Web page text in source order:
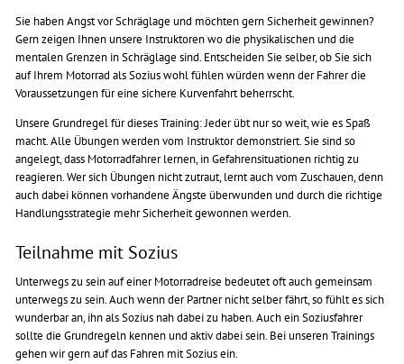
Sie haben Angst vor Schräglage und möchten gern Sicherheit gewinnen?
Gern zeigen Ihnen unsere Instruktoren wo die physikalischen und die
mentalen Grenzen in Schräglage sind. Entscheiden Sie selber, ob Sie sich
auf Ihrem Motorrad als Sozius wohl fühlen würden wenn der Fahrer die
Voraussetzungen für eine sichere Kurvenfahrt beherrscht.
Unsere Grundregel für dieses Training: Jeder übt nur so weit, wie es Spaß
macht. Alle Übungen werden vom Instruktor demonstriert. Sie sind so
angelegt, dass Motorradfahrer lernen, in Gefahrensituationen richtig zu
reagieren. Wer sich Übungen nicht zutraut, lernt auch vom Zuschauen, denn
auch dabei können vorhandene Ängste überwunden und durch die richtige
Handlungsstrategie mehr Sicherheit gewonnen werden.
Teilnahme mit Sozius
Unterwegs zu sein auf einer Motorradreise bedeutet oft auch gemeinsam
unterwegs zu sein. Auch wenn der Partner nicht selber fährt, so fühlt es sich
wunderbar an, ihn als Sozius nah dabei zu haben. Auch ein Soziusfahrer
sollte die Grundregeln kennen und aktiv dabei sein. Bei unseren Trainings
gehen wir gern auf das Fahren mit Sozius ein.